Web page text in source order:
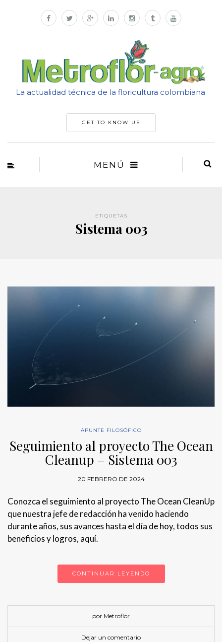
La actualidad técnica de la floricultura colombiana
GET TO KNOW US
MENÚ
ETIQUETAS
Sistema 003
APUNTE FILOSÓFICO
Seguimiento al proyecto The Ocean
Cleanup – Sistema 003
20 FEBRERO DE 2024
Conozca el seguimiento al proyecto The Ocean CleanUp
que nuestra jefe de redacción ha venido haciendo
durante años, sus avances hasta el día de hoy, todos sus
beneficios y logros, aquí.
CONTINUAR LEYENDO
por Metroflor
Dejar un comentario